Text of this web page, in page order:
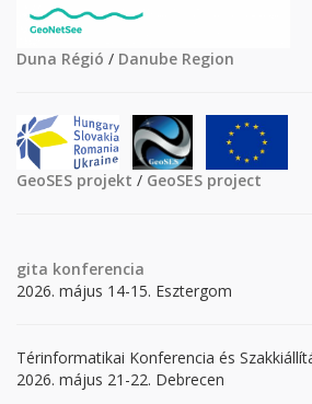
Duna Régió / Danube Region
GeoSES projekt / GeoSES project
gita konferencia
2026. május 14-15. Esztergom
Térinformatikai Konferencia és
2026. május 21-22. Debrecen